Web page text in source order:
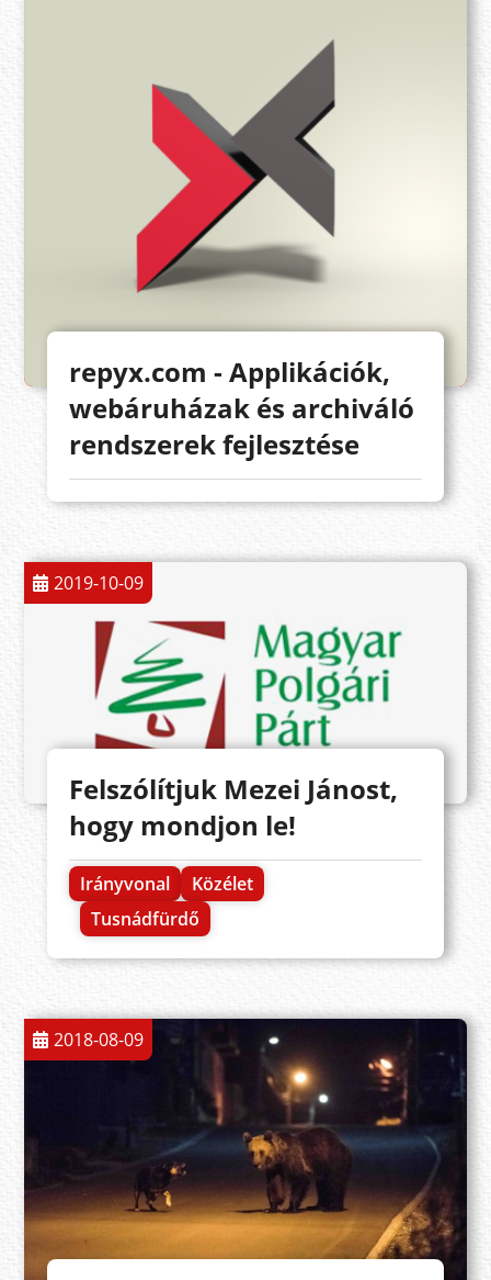
repyx.com - Applikációk,
webáruházak és archiváló
rendszerek fejlesztése
2019-10-09
Felszólítjuk Mezei Jánost,
hogy mondjon le!
Irányvonal
Közélet
Tusnádfürdő
2018-08-09